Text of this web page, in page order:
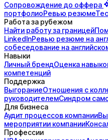
Сопровождение до оффера
портфолиоРевью резюме
Работа за рубежом
Найти работу за границей
LinkedInРевью резюме на
собеседование на
Навыки
Личный брендОценка
компетенций
Поддержка
ВыгораниеОтношения с
руководителемСиндром
Для бизнеса
Аудит процессов компании
мероприятии компании
Профессии